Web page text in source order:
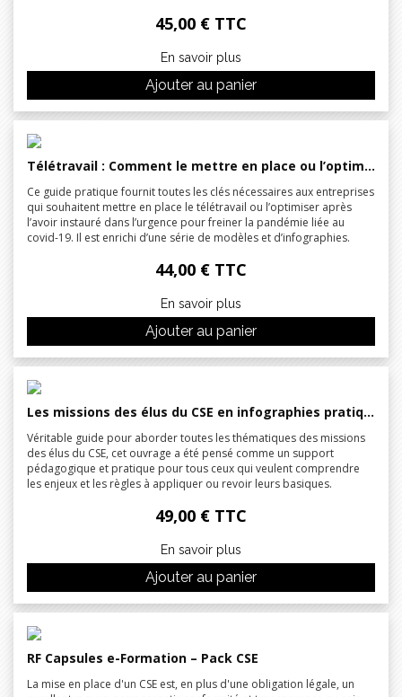
45,00 € TTC
En savoir plus
Ajouter au panier
Télétravail : Comment le mettre en place ou l’optimiser ?
Ce guide pratique fournit toutes les clés nécessaires aux entreprises
qui souhaitent mettre en place le télétravail ou l’optimiser après
l’avoir instauré dans l’urgence pour freiner la pandémie liée au
covid-19. Il est enrichi d’une série de modèles et d’infographies.
44,00 € TTC
En savoir plus
Ajouter au panier
Les missions des élus du CSE en infographies pratiques 2024
Véritable guide pour aborder toutes les thématiques des missions
des élus du CSE, cet ouvrage a été pensé comme un support
pédagogique et pratique pour tous ceux qui veulent comprendre
les enjeux et les règles à appliquer ou revoir leurs basiques.
49,00 € TTC
En savoir plus
Ajouter au panier
RF Capsules e-Formation – Pack CSE
La mise en place d'un CSE est, en plus d'une obligation légale, un